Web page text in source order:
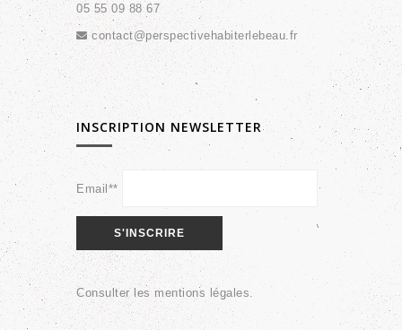
05 55 09 88 67
contact@perspectivehabiterlebeau.fr
INSCRIPTION NEWSLETTER
Email**
Consulter lesmentions légales